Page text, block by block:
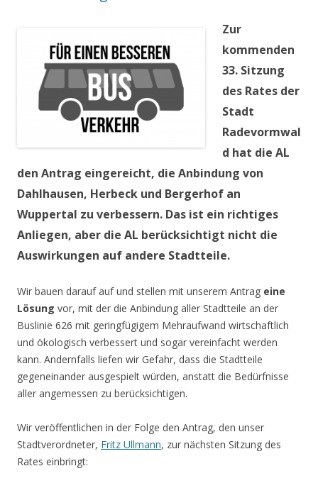
Zur
kommenden
33. Sitzung
des Rates der
Stadt
Radevormwal
d hat die AL
den Antrag eingereicht, die Anbindung von
Dahlhausen, Herbeck und Bergerhof an
Wuppertal zu verbessern. Das ist ein richtiges
Anliegen, aber die AL berücksichtigt nicht die
Auswirkungen auf andere Stadtteile.
Wir bauen darauf auf und stellen mit unserem Antrag eine
Lösung vor, mit der die Anbindung aller Stadtteile an der
Buslinie 626 mit geringfügigem Mehraufwand wirtschaftlich
und ökologisch verbessert und sogar vereinfacht werden
kann. Andernfalls liefen wir Gefahr, dass die Stadtteile
gegeneinander ausgespielt würden, anstatt die Bedürfnisse
aller angemessen zu berücksichtigen.
Wir veröffentlichen in der Folge den Antrag, den unser
Stadtverordneter, Fritz Ullmann, zur nächsten Sitzung des
Rates einbringt: